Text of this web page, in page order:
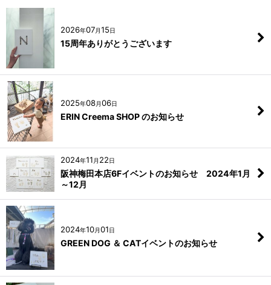
2026年07月15日
15周年ありがとうございます
2025年08月06日
ERIN Creema SHOP のお知らせ
2024年11 月 22日
阪神梅田本店6Fイベントのお知らせ 2024年1月
～12月
2024年10月01日
GREEN DOG ＆ CATイベントのお知らせ